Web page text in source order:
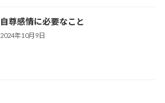
自尊感情に必要なこと
2024年10月9日